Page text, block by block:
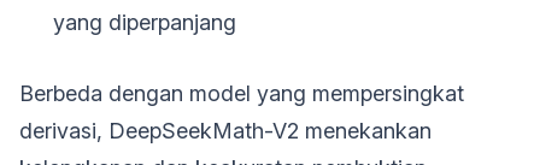
yang diperpanjang
Berbeda dengan model yang mempersingkat
derivasi, DeepSeekMath-V2 menekankan